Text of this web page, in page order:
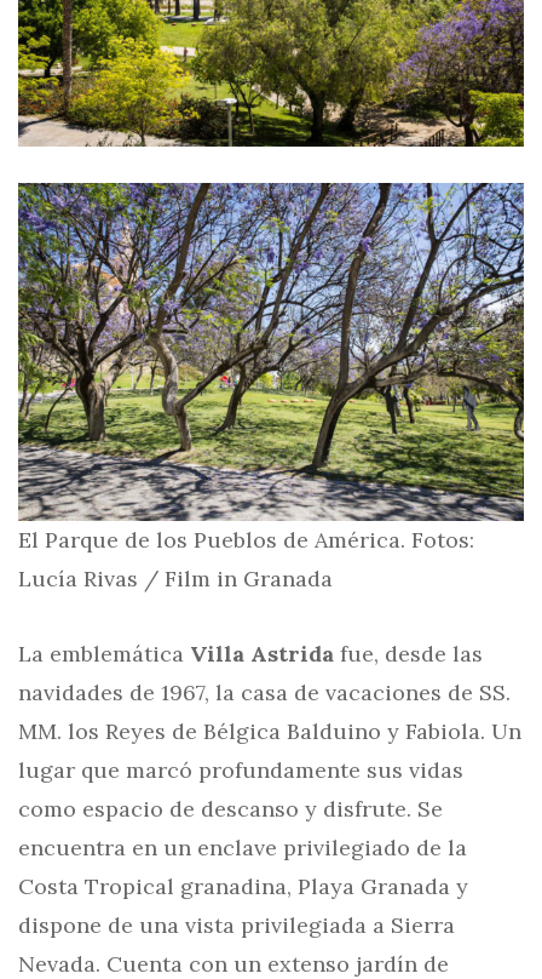
El Parque de los Pueblos de América. Fotos:
Lucía Rivas / Film in Granada
La emblemática Villa Astrida fue, desde las
navidades de 1967, la casa de vacaciones de SS.
MM. los Reyes de Bélgica Balduino y Fabiola. Un
lugar que marcó profundamente sus vidas
como espacio de descanso y disfrute. Se
encuentra en un enclave privilegiado de la
Costa Tropical granadina, Playa Granada y
dispone de una vista privilegiada a Sierra
Nevada. Cuenta con un extenso jardín de